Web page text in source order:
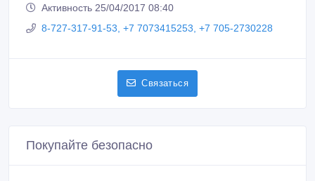
Активность 25/04/2017 08:40
8-727-317-91-53, +7 7073415253, +7 705-2730228
Связаться
Покупайте безопасно